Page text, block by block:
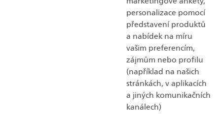
personalizace pomocí
představení produktů
a nabídek na míru
vašim preferencím,
zájmům nebo profilu
(například na našich
stránkách, v aplikacích
a jiných komunikačních
kanálech)